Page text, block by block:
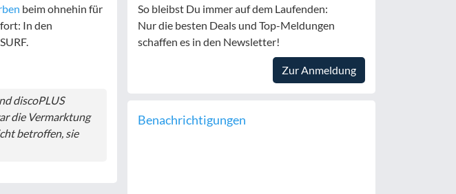
beim ohnehin für
In den
discoPLUS
die Vermarktung
betroffen, sie
So bleibst Du immer auf dem Laufenden:
Nur die besten Deals und Top-Meldungen
schaffen es in den Newsletter!
Zur Anmeldung
Benachrichtigungen